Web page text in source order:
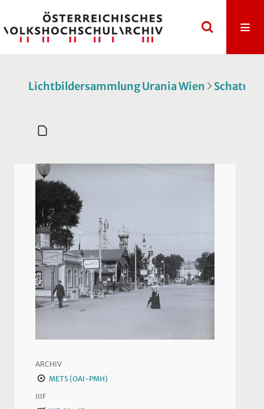
Lichtbildersammlung Urania Wien
ARCHIV
METS (OAI-PMH)
IIIF